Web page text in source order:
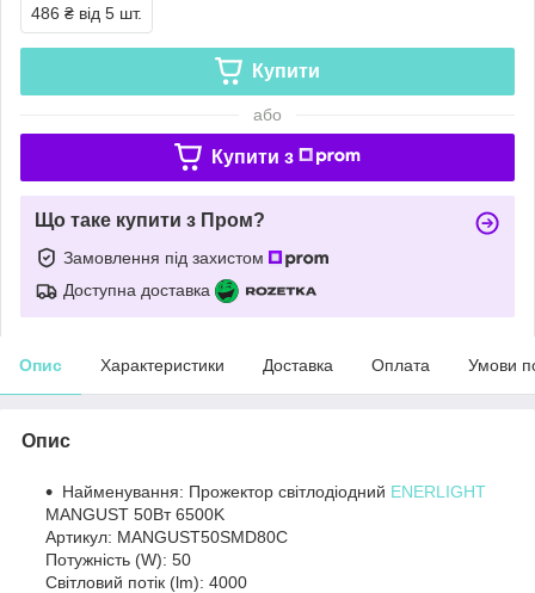
486 ₴ від 5 шт.
Купити
або
Купити з
Що таке купити з Пром?
Замовлення під захистом
Доступна доставка
Опис Характеристики Доставка Оплата Умови
Опис
Найменування: Прожектор світлодіодний ENERLIGHT
MANGUST 50Вт 6500K
Артикул: MANGUST50SMD80С
Потужність (W): 50
Світловий потік (lm): 4000